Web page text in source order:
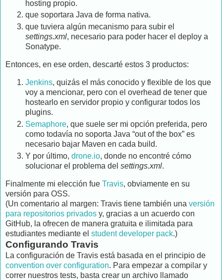
hosting propio.
que soportara Java de forma nativa.
que tuviera algún mecanismo para subir el
settings.xml, necesario para poder hacer el deploy a
Sonatype.
Entonces, en ese orden, descarté estos 3 productos:
Jenkins, quizás el más conocido y flexible de los que
voy a mencionar, pero con el overhead de tener que
hostearlo en servidor propio y configurar todos los
plugins.
Semaphore, que suele ser mi opción preferida, pero
como todavía no soporta Java “out of the box” es
necesario bajar Maven en cada build.
Y por último, drone.io, donde no encontré cómo
solucionar el problema del settings.xml.
Finalmente mi elección fue Travis, obviamente en su
versión para OSS.
(Un comentario al margen: Travis tiene también una versión
para repositorios privados y, gracias a un acuerdo con
GitHub, la ofrecen de manera gratuita e ilimitada para
estudiantes mediante el student developer pack.)
Configurando Travis
La configuración de Travis está basada en el principio de
convention over configuration. Para empezar a compilar y
correr nuestros tests, basta crear un archivo llamado